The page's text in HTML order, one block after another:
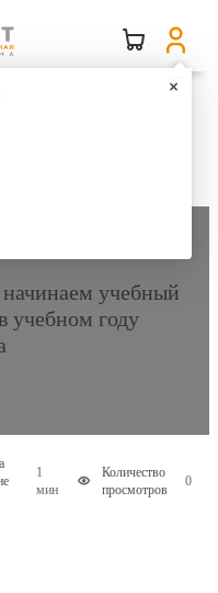
учебный
учебном году
1
мин
Количество
просмотров
0